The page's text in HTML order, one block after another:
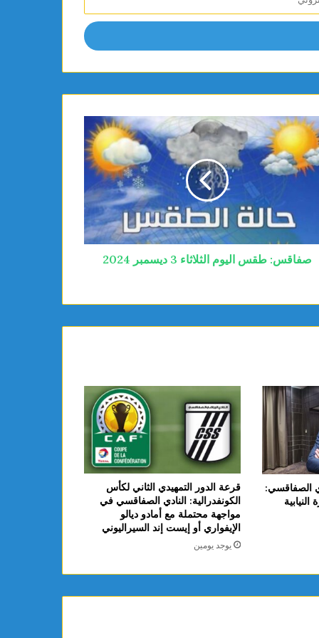
صفاقس: طقس اليوم الثلاثاء 3 ديسمبر 2024
الصفاقسي:
قرعة الدور التمهيدي الثاني لكأس
الكونفدرالية: النادي الصفاقسي في
مواجهة محتملة مع أمادو ديالو
الإيفواري أو إيست إند السيراليوني
يوجد يومين